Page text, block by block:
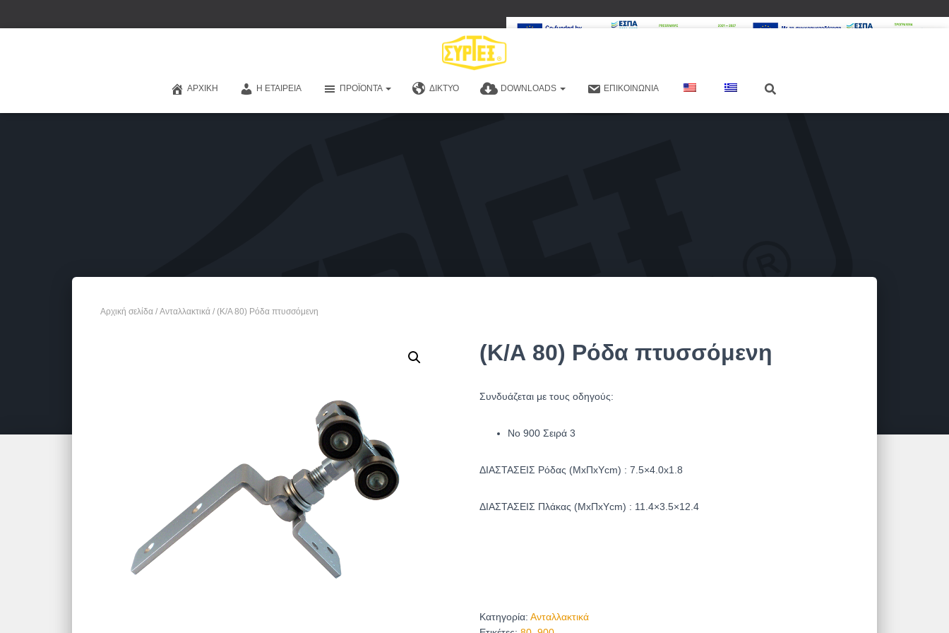
ΑΡΧΙΚΉ Η ΕΤΑΙΡΕΊΑ ΠΡΟΪΌΝΤΑ ΔΊΚΤΥΟ DOWNLOADS ΕΠΙΚΟΙΝΩΝΊΑ
Αρχική σελίδα / Ανταλλακτικά / (Κ/Α 80) Ρόδα πτυσσόμενη
(Κ/Α 80) Ρόδα πτυσσόμενη
Συνδυάζεται με τους οδηγούς:
Νο 900 Σειρά 3
ΔΙΑΣΤΑΣΕΙΣ Ρόδας (ΜxΠxYcm) : 7.5×4.0x1.8
ΔΙΑΣΤΑΣΕΙΣ Πλάκας (ΜxΠxYcm) : 11.4×3.5×12.4
Κατηγορία: Ανταλλακτικά